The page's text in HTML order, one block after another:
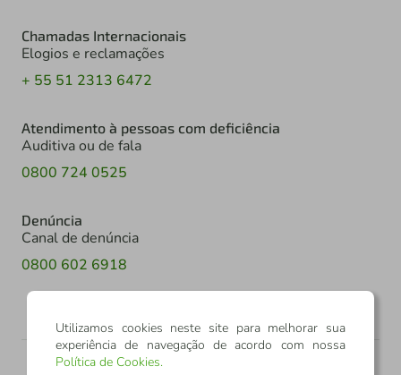
Chamadas Internacionais
Elogios e reclamações
+ 55 51 2313 6472
Atendimento à pessoas com deficiência
Auditiva ou de fala
0800 724 0525
Denúncia
Canal de denúncia
0800 602 6918
Utilizamos cookies neste site para melhorar sua
experiência de navegação de acordo com nossa
Política de Cookies.